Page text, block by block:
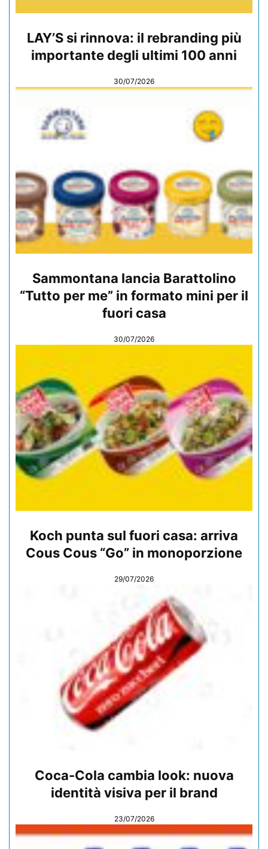
LAY’S si rinnova: il rebranding più
importante degli ultimi 100 anni
30/07/2026
Sammontana lancia Barattolino
“Tutto per me” in formato mini per il
fuori casa
30/07/2026
Koch punta sul fuori casa: arriva
Cous Cous “Go” in monoporzione
29/07/2026
Coca-Cola cambia look: nuova
identità visiva per il brand
23/07/2026